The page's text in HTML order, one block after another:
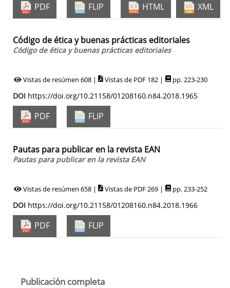
PDF FLIP HTML XML
Código de ética y buenas prácticas editoriales
Código de ética y buenas prácticas editoriales
Vistas de resúmen 608 | Vistas de PDF 182 | pp. 223-230
DOI https://doi.org/10.21158/01208160.n84.2018.1965
PDF FLIP
Pautas para publicar en la revista EAN
Pautas para publicar en la revista EAN
Vistas de resúmen 658 | Vistas de PDF 269 | pp. 233-252
DOI https://doi.org/10.21158/01208160.n84.2018.1966
PDF FLIP
Publicación completa